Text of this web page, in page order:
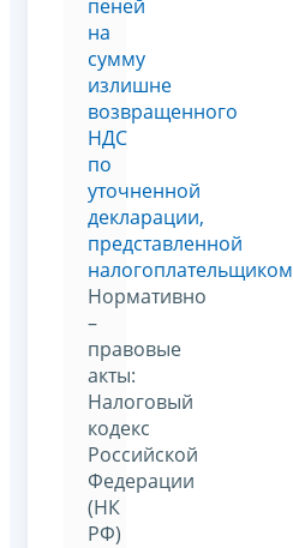
пеней
на
сумму
излишне
возвращенного
НДС
по
уточненной
декларации,
представленной
налогоплательщиком
Нормативно
–
правовые
акты:
Налоговый
кодекс
Российской
Федерации
(НК
РФ)